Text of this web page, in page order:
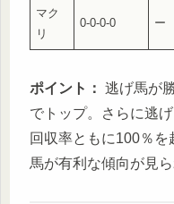
マク
リ
0-0-0-0 ー
ポイント： 逃げ馬が
でトップ。さらに逃
回収率ともに100％
馬が有利な傾向が見ら